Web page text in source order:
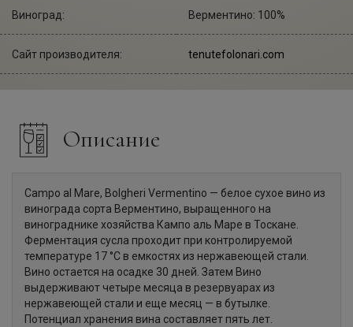
Виноград: Верментино: 100%
Сайт производителя: tenutefolonari.com
Описание
Campo al Mare, Bolgheri Vermentino — белое сухое вино из
винограда сорта Верментино, выращенного на
винограднике хозяйства Кампо аль Маре в Тоскане.
Ферментация сусла проходит при контролируемой
температуре 17 °C в емкостях из нержавеющей стали.
Вино остается на осадке 30 дней. Затем Вино
выдерживают четыре месяца в резервуарах из
нержавеющей стали и еще месяц — в бутылке.
Потенциал хранения вина составляет пять лет.